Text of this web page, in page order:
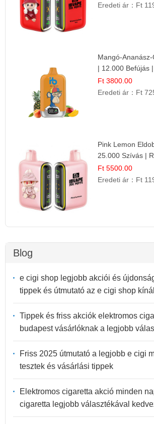
Eredeti ár： Ft
Mangó-
| 12.000 Befújás
Gyümölcs Íz
Ft 3800.00
Eredeti ár： Ft
Pink Lemon
25.000 Szívás |
Íz
Ft 5500.00
Eredeti ár： Ft
Blog
e cigi shop legjobb akciói és
tippek és útmutató az e cigi shop
Tippek és friss akciók elektromos
budapest vásárlóknak a legjobb
Friss 2025 útmutató a legjobb e cigi
tesztek és vásárlási tippek
Elektromos cigaretta akció minden
cigaretta legjobb választékával